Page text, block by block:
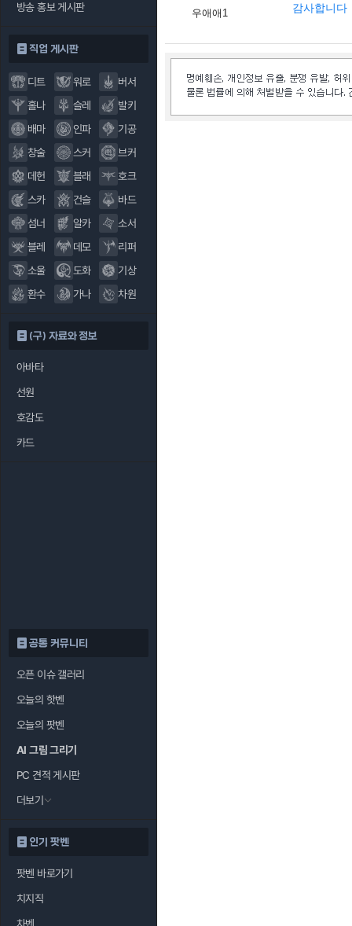
방송 홍보 게시판
직업 게시판
디트 워로
버서
홀나
슬레
발키
배마
인파
기공
창술
스커
브커
데헌
블래
호크
스카
건슬
바드
섬너
알카
소서
블레
데모
리퍼
소울
도화
기상
환수
가나 차원
(구) 자료와 정보
아바타
선원
호감도
카드
공통 커뮤니티
오픈 이슈 갤러리
오늘의 핫벤
오늘의 팟벤
AI 그림 그리기
PC 견적 게시판
더보기
인기 팟벤
팟벤 바로가기
치지직
우애애1 감사합니다